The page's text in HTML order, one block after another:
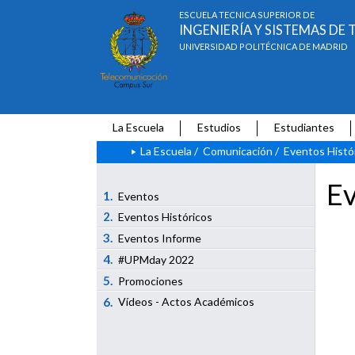
ESCUELA TÉCNICA SUPERIOR DE
INGENIERÍA Y SISTEMAS
UNIVERSIDAD POLITÉCNICA DE MADRID
La Escuela Estudios
Estudiantes
La Escuela / Comunicación / Eventos
1. Eventos
2. Eventos Históricos
3. Eventos Informe
4. #UPMday 2022
5. Promociones
6. Vídeos - Actos Académicos